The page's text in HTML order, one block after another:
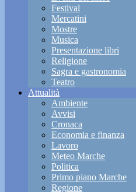
Festival
Mercatini
Mostre
Musica
Presentazione libri
Religione
Sagra e gastronomia
Teatro
Attualità
Ambiente
Avvisi
Cronaca
Economia e finanza
Lavoro
Meteo Marche
Politica
Primo piano Marche
Regione